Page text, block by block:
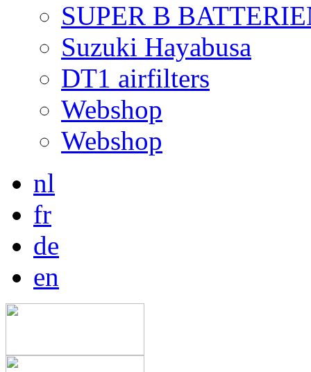
SUPER B
Suzuki Hayabusa
DT1 airfilters
Webshop
Webshop
nl
fr
de
en